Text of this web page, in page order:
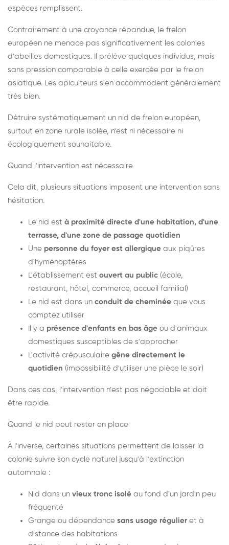
espèces remplissent.
Contrairement à une croyance répandue, le frelon
européen ne menace pas significativement les colonies
d'abeilles domestiques. Il prélève quelques individus, mais
sans pression comparable à celle exercée par le frelon
asiatique. Les apiculteurs s'en accommodent généralement
très bien.
Détruire systématiquement un nid de frelon européen,
surtout en zone rurale isolée, n'est ni nécessaire ni
écologiquement souhaitable.
Quand l'intervention est nécessaire
Cela dit, plusieurs situations imposent une intervention sans
hésitation.
Le nid est à proximité directe d'une habitation, d'une
terrasse, d'une zone de passage quotidien
Une personne du foyer est allergique aux piqûres
d'hyménoptères
L'établissement est ouvert au public (école,
restaurant, hôtel, commerce, accueil familial)
Le nid est dans un conduit de cheminée que vous
comptez utiliser
Il y a présence d'enfants en bas âge ou d'animaux
domestiques susceptibles de s'approcher
L'activité crépusculaire gêne directement le
quotidien (impossibilité d'utiliser une pièce le soir)
Dans ces cas, l'intervention n'est pas négociable et doit
être rapide.
Quand le nid peut rester en place
À l'inverse, certaines situations permettent de laisser la
colonie suivre son cycle naturel jusqu'à l'extinction
automnale :
Nid dans un vieux tronc isolé au fond d'un jardin peu
fréquenté
Grange ou dépendance sans usage régulier et à
distance des habitations